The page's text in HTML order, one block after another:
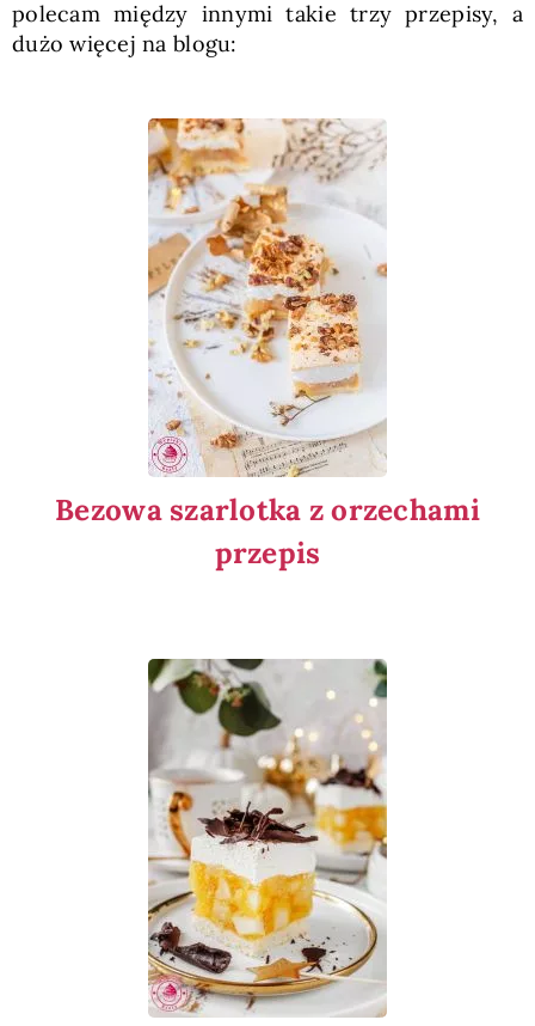
polecam między innymi takie trzy przepisy, a
dużo więcej na blogu:
Bezowa szarlotka z orzechami
przepis